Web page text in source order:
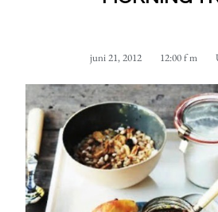
juni 21, 2012 12:00 f m